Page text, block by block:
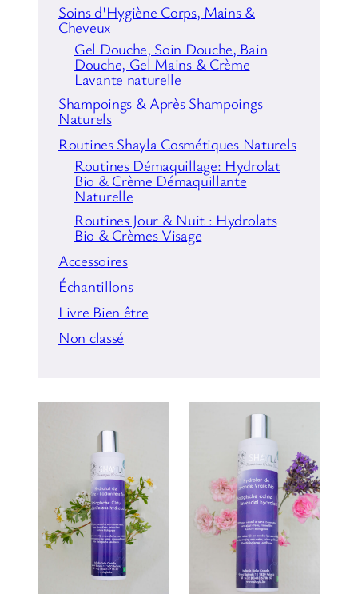
Soins d'Hygiène Corps, Mains &
Cheveux
Gel Douche, Soin Douche, Bain
Douche, Gel Mains & Crème
Lavante naturelle
Shampoings & Après Shampoings
Naturels
Routines Shayla Cosmétiques Naturels
Routines Démaquillage: Hydrolat
Bio & Crème Démaquillante
Naturelle
Routines Jour & Nuit : Hydrolats
Bio & Crèmes Visage
Accessoires
Échantillons
Livre Bien être
Non classé